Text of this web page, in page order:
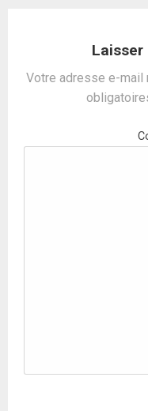
Laisser
Votre adresse e-mail